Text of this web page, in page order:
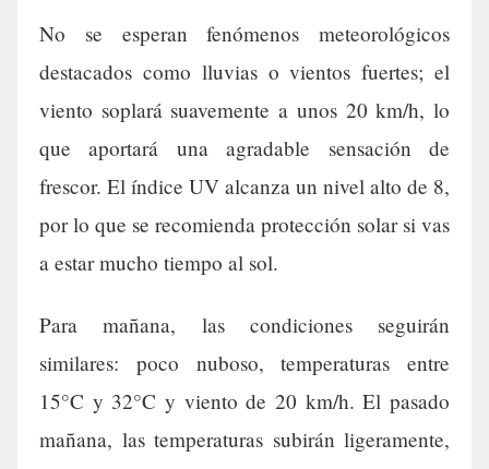
No se esperan fenómenos meteorológicos
destacados como lluvias o vientos fuertes; el
viento soplará suavemente a unos 20 km/h, lo
que aportará una agradable sensación de
frescor. El índice UV alcanza un nivel alto de 8,
por lo que se recomienda protección solar si vas
a estar mucho tiempo al sol.
Para mañana, las condiciones seguirán
similares: poco nuboso, temperaturas entre
15°C y 32°C y viento de 20 km/h. El pasado
mañana, las temperaturas subirán ligeramente,